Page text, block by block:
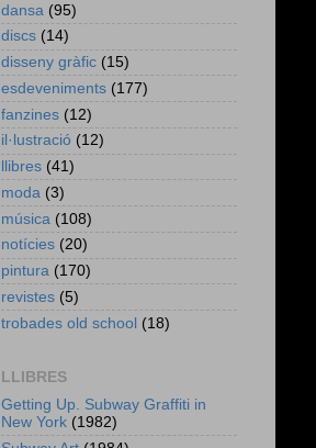
dansa (95)
discs (14)
disseny gràfic (15)
esdeveniments (177)
fanzines (12)
il·lustració (12)
llibres (41)
moda (3)
música (108)
notícies (20)
pintura (170)
revistes (5)
trobades old school (18)
LLIBRES
Getting Up. Subway Graffiti in
New York (1982)